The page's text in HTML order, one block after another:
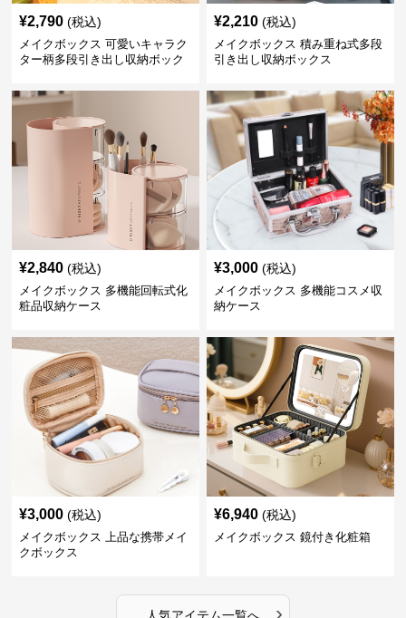
¥2,790 (税込)
メイクボックス 可愛いキャラク
ター柄多段引き出し収納ボック
¥2,210 (税込)
メイクボックス 積み重ね式多段
引き出し収納ボックス
¥2,840 (税込)
メイクボックス 多機能回転式化
粧品収納ケース
¥3,000 (税込)
メイクボックス 多機能コスメ収
納ケース
¥3,000 (税込)
メイクボックス 上品な携帯メイ
クボックス
¥6,940 (税込)
メイクボックス 鏡付き化粧箱
›